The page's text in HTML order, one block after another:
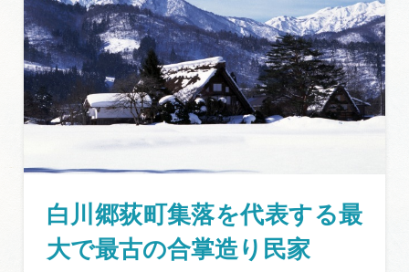
白川郷荻町集落を代表する最
大で最古の合掌造り民家